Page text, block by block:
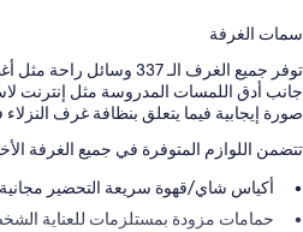
سمات الغرفة
توفر جميع الغرف الـ 337
جانب أدق اللمسات المدروسة مثل إنترنت
صورة إيجابية فيما يتعلق بنظافة غرف النزلاء
تتضمن اللوازم المتوفرة في جميع الغرفة
أكياس شاي/قهوة سريعة التحضير مجانية
حمامات مزودة بمستلزمات للعناية